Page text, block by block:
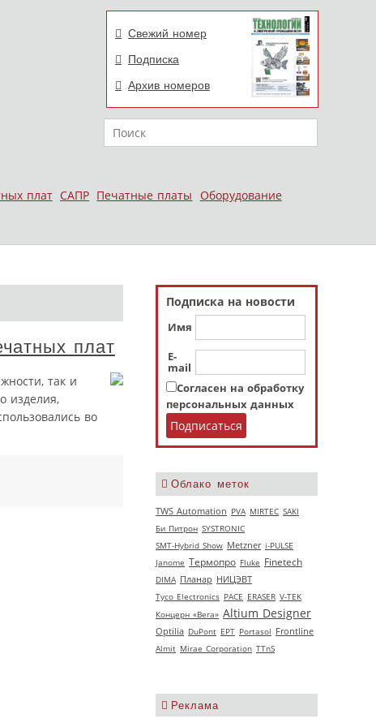
Свежий номер
Подписка
Архив номеров
Поиск
плат САПР Печатные платы
Оборудование
Подписка на новости
Имя
E-
mail
Согласен на обработку
персональных данных
Облако меток
TWS Automation PVA MIRTEC SAKI
Би Питрон SYSTRONIC
SMT-Hybrid Show Metzner i-PULSE
Janome Термопро Fluke Finetech
DIMA Планар НИЦЭВТ
Tyco Electronics РАСЕ ERASER V‑TEK
Концерн «Вега» Altium Designer
Optilia DuPont EPT Portasol Frontline
Almit Mirae Corporation TTnS
Реклама
плат
так и
изделия,
во